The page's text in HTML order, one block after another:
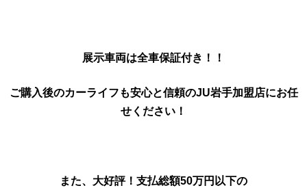
展示車両は全車保証付き！！
ご購入後のカーライフも安心と信頼のJU岩手加盟店にお任
せください！
また、大好評！支払総額50万円以下の